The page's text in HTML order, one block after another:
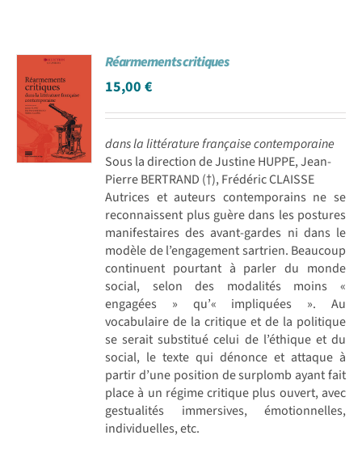
Réarmements critiques
15,00€
dans la littérature française contemporaine
Sous la direction de Justine HUPPE, Jean-
Pierre BERTRAND (†), Frédéric CLAISSE
Autrices et auteurs contemporains ne se
reconnaissent plus guère dans les postures
manifestaires des avant-gardes ni dans le
modèle de l’engagement sartrien. Beaucoup
continuent pourtant à parler du monde
social, selon des modalités moins «
engagées » qu’« impliquées ». Au
vocabulaire de la critique et de la politique
se serait substitué celui de l’éthique et du
social, le texte qui dénonce et attaque à
partir d’une position de surplomb ayant fait
place à un régime critique plus ouvert, avec
gestualités immersives, émotionnelles,
individuelles, etc.